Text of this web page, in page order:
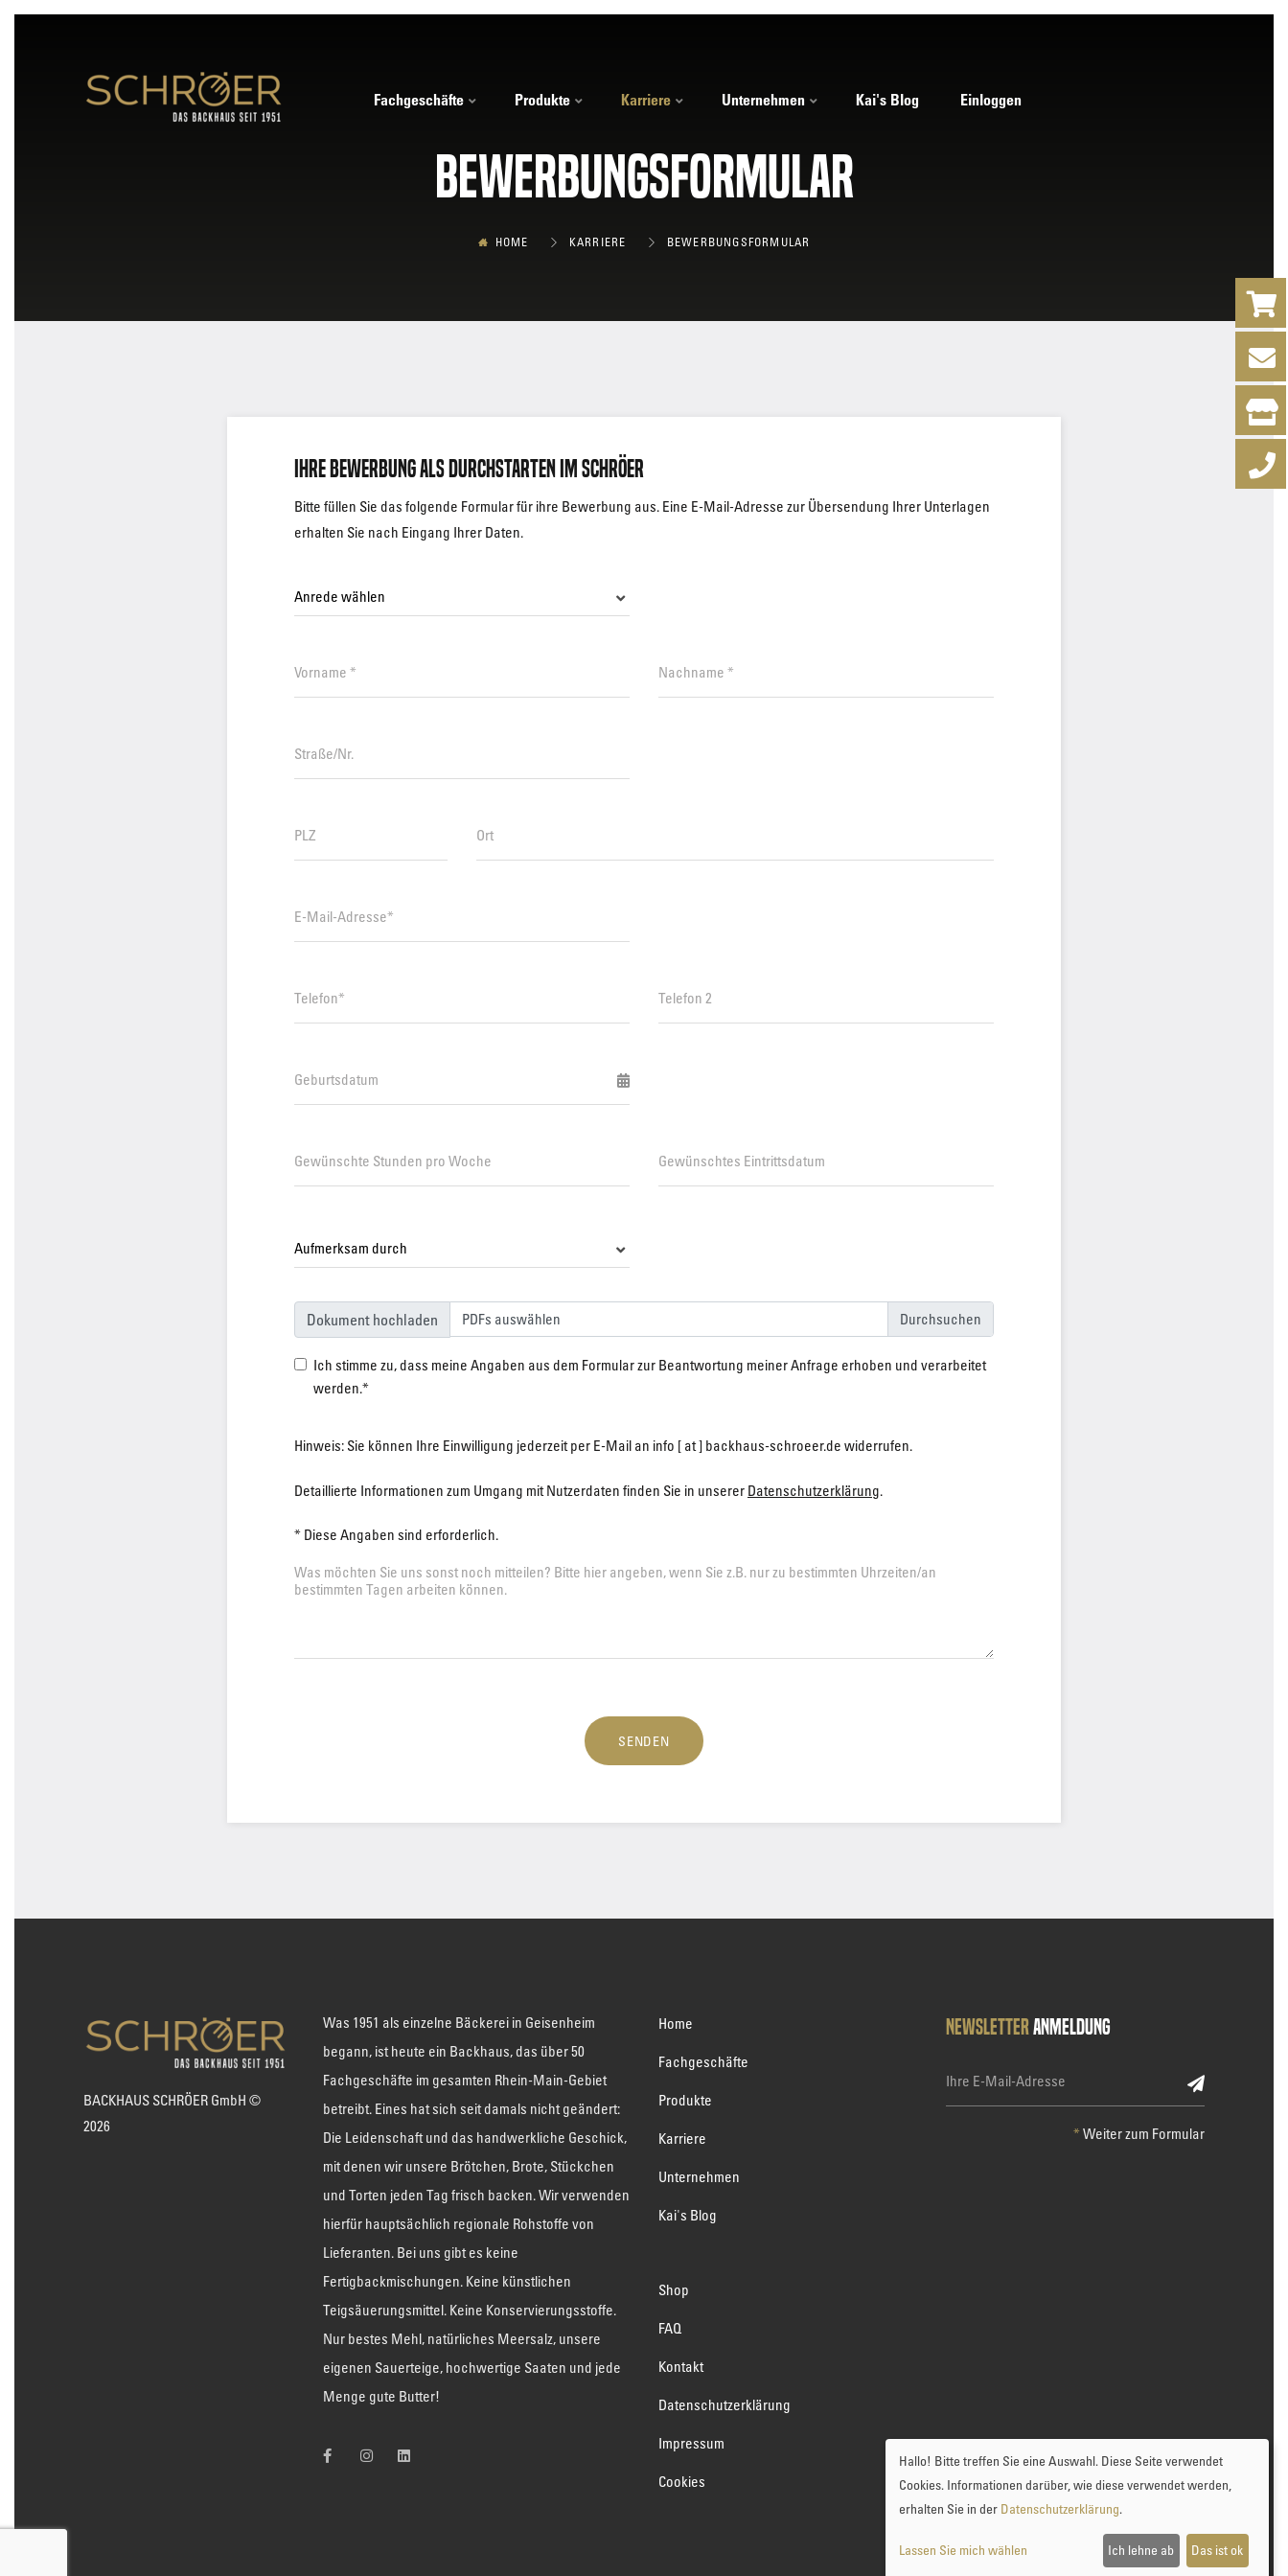
Fachgeschäfte Produkte Karriere Unternehmen Kai's Blog Einloggen
Bewerbungsformular
HOME KARRIERE BEWERBUNGSFORMULAR
Ihre Bewerbung Als Durchstarten Im Schröer
Bitte füllen Sie das folgende Formular für ihre Bewerbung aus. Eine E-Mail-Adresse zur Übersendung Ihrer Unterlagen
erhalten Sie nach Eingang Ihrer Daten.
Dokument hochladen PDFs auswählen
Ich stimme zu, dass meine Angaben aus dem Formular zur Beantwortung meiner Anfrage erhoben und verarbeitet
werden.*
Hinweis: Sie können Ihre Einwilligung jederzeit per E-Mail an info [ at ] backhaus-schroeer.de widerrufen.
Detaillierte Informationen zum Umgang mit Nutzerdaten finden Sie in unserer Datenschutzerklärung
* Diese Angaben sind erforderlich.
SENDEN
BACKHAUS SCHRÖER GmbH ©
2026
Was 1951 als einzelne Bäckerei in Geisenheim
begann, ist heute ein Backhaus, das über 50
Fachgeschäfte im gesamten Rhein-Main-Gebiet
betreibt. Eines hat sich seit damals nicht geändert:
Die Leidenschaft und das handwerkliche Geschick,
mit denen wir unsere Brötchen, Brote, Stückchen
und Torten jeden Tag frisch backen. Wir verwenden
hierfür hauptsächlich regionale Rohstoffe von
Lieferanten. Bei uns gibt es keine
Fertigbackmischungen. Keine künstlichen
Teigsäuerungsmittel. Keine Konservierungsstoffe.
Nur bestes Mehl, natürliches Meersalz, unsere
eigenen Sauerteige, hochwertige Saaten und jede
Menge gute Butter!
Home
Fachgeschäfte
Produkte
Karriere
Unternehmen
Kai's Blog
Shop
FAQ
Kontakt
Datenschutzerklärung
Impressum
Cookies
NewsletterAnmeldung
* Weiter zum Formular
Hallo! Bitte treffen Sie eine Auswahl. Diese Seite verwendet
Cookies. Informationen darüber, wie diese verwendet werden,
erhalten Sie in der Datenschutzerklärung.
Lassen Sie mich wählen Ich lehne ab Das ist ok